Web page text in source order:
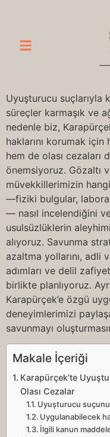
Uyuşturucu suçlarıyla
süreçler karmaşık ve
nedenle biz,
haklarını korumak
hem de olası
önemsiyoruz. Gözaltı
müvekkillerimizin
—fiziki bulgular,
— nasıl incelendiğini
usulsüzlüklerin
alıyoruz. Savunma
azaltma yollarını, adli
adımları ve delil
birlikte planlıyoruz.
Karapürçek’e özgü
deneyimlerimizi
savunmayı
Makale İçeriği
Karapürçek’te
Olası Cezalar
Uyuşturucu
Uygulanabilecek
İlgili kanun